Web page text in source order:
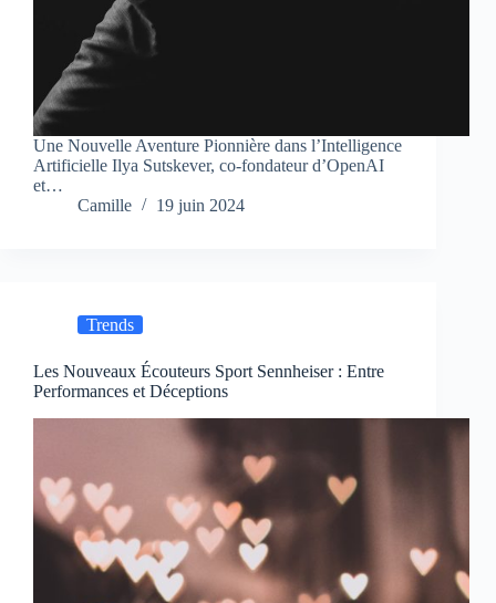
Une Nouvelle Aventure Pionnière dans l’Intelligence
Artificielle Ilya Sutskever, co-fondateur d’OpenAI
et…
Camille
19 juin 2024
Trends
Les Nouveaux Écouteurs Sport Sennheiser : Entre
Performances et Déceptions